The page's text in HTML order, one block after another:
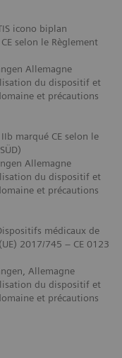
icono biplan
selon le Règlement
Allemagne
du dispositif et
et précautions
marqué CE selon le
Allemagne
du dispositif et
et précautions
médicaux de
2017/745 – CE 0123
Allemagne
du dispositif et
et précautions